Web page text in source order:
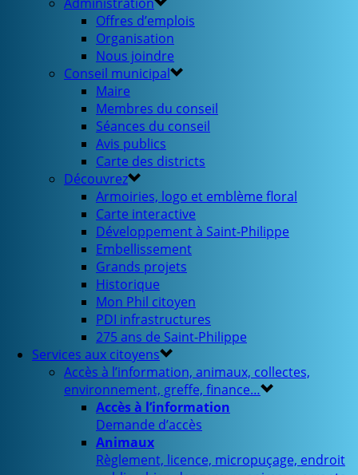
Offres d’emplois
Organisation
Nous joindre
Conseil municipal
Maire
Membres du conseil
Séances du conseil
Avis publics
Carte des districts
Découvrez
Armoiries, logo et emblème floral
Carte interactive
Développement à Saint-Philippe
Embellissement
Grands projets
Historique
Mon Phil citoyen
PDI infrastructures
275 ans de Saint-Philippe
Services aux citoyens
Accès à l’information, animaux, collectes,
environnement, greffe, finance…
Accès à l’information
Demande d’accès
Animaux
Règlement, licence, micropuçage, endroit